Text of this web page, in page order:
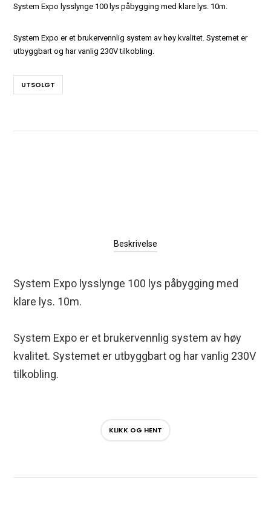
System Expo lysslynge 100 lys påbygging med klare lys. 10m.
System Expo er et brukervennlig system av høy kvalitet. Systemet er
utbyggbart og har vanlig 230V tilkobling.
UTSOLGT
Beskrivelse
System Expo lysslynge 100 lys påbygging med
klare lys. 10m.
System Expo er et brukervennlig system av høy
kvalitet. Systemet er utbyggbart og har vanlig 230V
tilkobling.
KLIKK OG HENT